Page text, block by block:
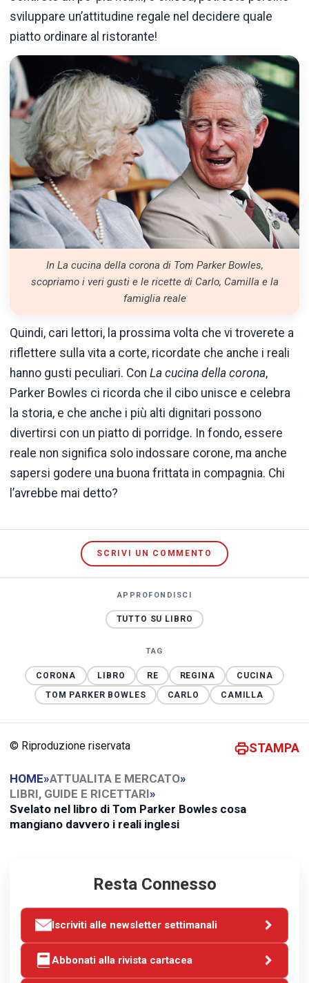
sviluppare un’attitudine regale nel decidere quale
piatto ordinare al ristorante!
In La cucina della corona di Tom Parker Bowles,
scopriamo i veri gusti e le ricette di Carlo, Camilla e la
famiglia reale
Quindi, cari lettori, la prossima volta che vi troverete a
riflettere sulla vita a corte, ricordate che anche i reali
hanno gusti peculiari. Con La cucina della corona,
Parker Bowles ci ricorda che il cibo unisce e celebra
la storia, e che anche i più alti dignitari possono
divertirsi con un piatto di porridge. In fondo, essere
reale non significa solo indossare corone, ma anche
sapersi godere una buona frittata in compagnia. Chi
l’avrebbe mai detto?
SCRIVI UN COMMENTO
APPROFONDISCI
TUTTO SU LIBRO
TAG
CORONA LIBRO RE REGINA
CUCINA
TOM PARKER BOWLES
CARLO CAMILLA
© Riproduzione riservata STAMPA
HOME»ATTUALITA E MERCATO»
LIBRI, GUIDE E RICETTARI»
Svelato nel libro di Tom Parker Bowles cosa
mangiano davvero i reali inglesi
Resta Connesso
Iscriviti alle newsletter settimanali
Abbonati alla rivista cartacea